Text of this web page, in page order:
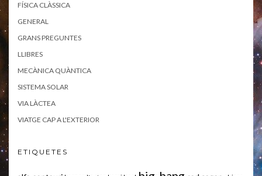
FÍSICA CLÀSSICA
GENERAL
GRANS PREGUNTES
LLIBRES
MECÀNICA QUÀNTICA
SISTEMA SOLAR
VIA LÀCTEA
VIATGE CAP A L'EXTERIOR
ETIQUETES